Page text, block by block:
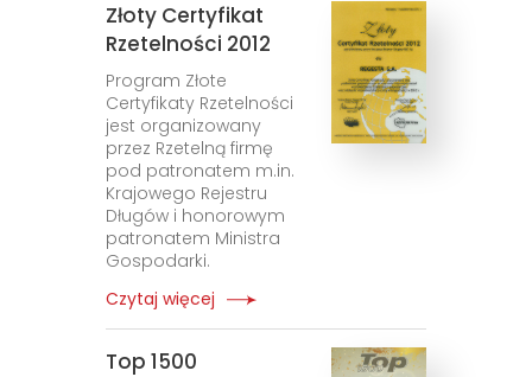
Złoty Certyfikat
Rzetelności 2012
Program Złote
Certyfikaty Rzetelności
jest organizowany
przez Rzetelną firmę
pod patronatem m.in.
Krajowego Rejestru
Długów i honorowym
patronatem Ministra
Gospodarki.
Czytaj więcej
Top 1500